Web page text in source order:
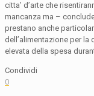
citta’ d’arte che
mancanza ma –
prestano anche
dell’alimentazione per la
elevata della spesa
Condividi
0